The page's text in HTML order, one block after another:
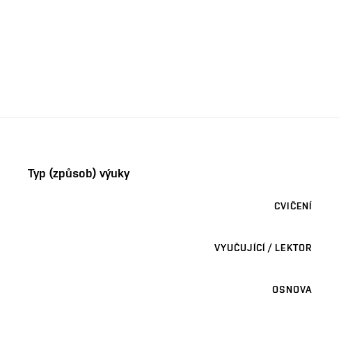
Typ (způsob) výuky
CVIČENÍ
VYUČUJÍCÍ / LEKTOR
OSNOVA